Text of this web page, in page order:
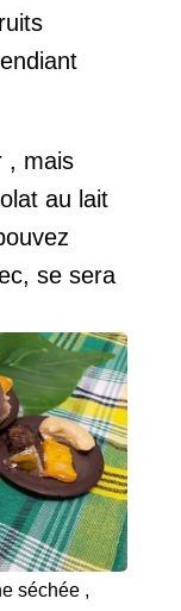
, mais
au lait
se sera
séchée ,